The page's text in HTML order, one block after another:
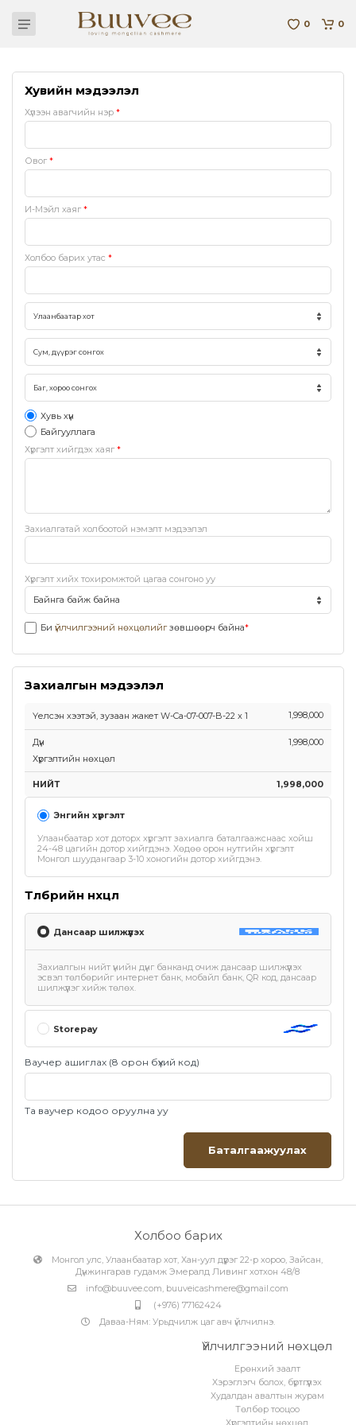
0 0
Хувийн мэдээлэл
Хүлээн авагчийн нэр *
Овог *
И-Мэйл хаяг *
Холбоо барих утас *
Хувь хүн
Байгууллага
Хүргэлт хийгдэх хаяг *
Захиалгатай холбоотой нэмэлт мэдээлэл
Хүргэлт хийх тохиромжтой цагаа сонгоно уу
Би үйлчилгээний нөхцөлийг зөвшөөрч байна*
Захиалгын мэдээлэл
Үелсэн хээтэй, зузаан жакет W-Ca-07-007-B-22 x 1 1,998,000
Дүн
1,998,000
Хүргэлтийн нөхцөл
НИЙТ 1,998,000
Энгийн хүргэлт
Улаанбаатар хот доторх хүргэлт захиалга баталгаажснаас хойш
24-48 цагийн дотор хийгдэнэ. Хөдөө орон нутгийн хүргэлт
Монгол шуудангаар 3-10 хоногийн дотор хийгдэнэ.
Төлбөрийн нөхцөл
Дансаар шилжүүлэх
Захиалгын нийт үнийн дүнг банканд очиж дансаар шилжүүлэх
эсвэл төлбөрийг интернет банк, мобайл банк, QR код, дансаар
шилжүүлэг хийж төлөх.
Storepay
Таны захиалгын хэсэг бөглөсөн утасны дугаар нь Storepay апп
дээрх зээлийн эрх нээгдсэн утас байх ёстой бөгөөд зээлийн
Ваучер ашиглах (8 орон бүхий код)
Та ваучер кодоо оруулна уу
Баталгаажуулах
Холбоо барих
Монгол улс, Улаанбаатар хот, Хан-уул дүүрэг 22-р хороо, Зайсан,
Дүнжингарав гудамж Эмералд Ливинг хотхон 48/8
info@buuvee.com, buuveicashmere@gmail.com
(+976) 77162424
Даваа-Ням: Урьдчилж цаг авч үйлчилнэ.
Үйлчилгээний нөхцөл
Ерөнхий заалт
Хэрэглэгч болох, бүртгүүлэх
Худалдан авалтын журам
Төлбөр тооцоо
Хүргэлтийн нөхцөл